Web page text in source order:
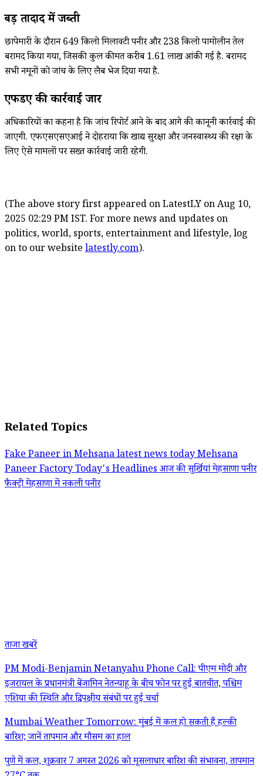
बड़ी तादाद में जब्ती
छापेमारी के दौरान 649 किलो मिलावटी पनीर और 238 किलो पामोलीन तेल
बरामद किया गया, जिसकी कुल कीमत करीब 1.61 लाख आंकी गई है. बरामद
सभी नमूनों को जांच के लिए लैब भेज दिया गया है.
एफडीए की कार्रवाई जारी
अधिकारियों का कहना है कि जांच रिपोर्ट आने के बाद आगे की कानूनी कार्रवाई की
जाएगी. एफएसएसएआई ने दोहराया कि खाद्य सुरक्षा और जनस्वास्थ्य की रक्षा के
लिए ऐसे मामलों पर सख्त कार्रवाई जारी रहेगी.
(The above story first appeared on LatestLY on Aug 10,
2025 02:29 PM IST. For more news and updates on
politics, world, sports, entertainment and lifestyle, log
on to our website latestly.com).
Related Topics
Fake Paneer in Mehsanalatest news todayMehsana
Paneer FactoryToday's Headlinesआज की सुर्खियांमेहसाणा पनीर
फैक्ट्रीमेहसाणा में नकली पनीर
ताजा खबरें
PM Modi-Benjamin Netanyahu Phone Call: पीएम मोदी और
इजरायल के प्रधानमंत्री बेंजामिन नेतन्याहू के बीच फोन पर हुई बातचीत, पश्चिम
एशिया की स्थिति और द्विपक्षीय संबंधों पर हुई चर्चा
Mumbai Weather Tomorrow: मुंबई में कल हो सकती हैं हल्की
बारिश; जानें तापमान और मौसम का हाल
पुणे में कल, शुक्रवार 7 अगस्त 2026 को मूसलाधार बारिश की संभावना, तापमान